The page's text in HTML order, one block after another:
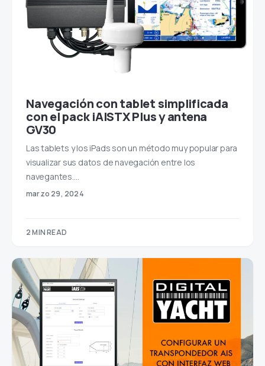
Navegación con tablet simplificada
con el pack iAISTX Plus y antena
GV30
Las tablets y los iPads son un método muy popular para
visualizar sus datos de navegación entre los
navegantes.…
marzo 29, 2024
2 MIN READ